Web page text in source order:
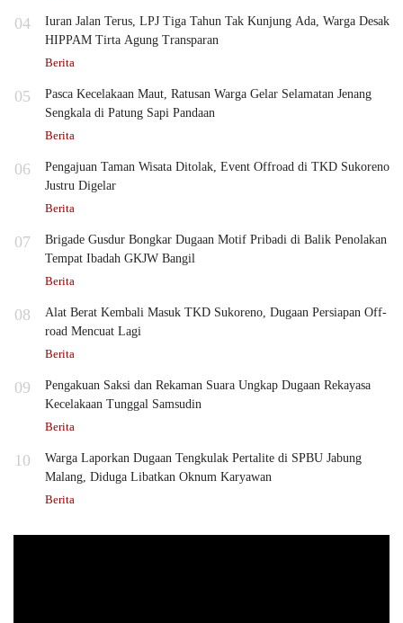
04
Iuran Jalan Terus, LPJ Tiga Tahun Tak Kunjung Ada, Warga Desak
HIPPAM Tirta Agung Transparan
Berita
05
Pasca Kecelakaan Maut, Ratusan Warga Gelar Selamatan Jenang
Sengkala di Patung Sapi Pandaan
Berita
06
Pengajuan Taman Wisata Ditolak, Event Offroad di TKD Sukoreno
Justru Digelar
Berita
07
Brigade Gusdur Bongkar Dugaan Motif Pribadi di Balik Penolakan
Tempat Ibadah GKJW Bangil
Berita
08
Alat Berat Kembali Masuk TKD Sukoreno, Dugaan Persiapan Off-
road Mencuat Lagi
Berita
09
Pengakuan Saksi dan Rekaman Suara Ungkap Dugaan Rekayasa
Kecelakaan Tunggal Samsudin
Berita
10
Warga Laporkan Dugaan Tengkulak Pertalite di SPBU Jabung
Malang, Diduga Libatkan Oknum Karyawan
Berita